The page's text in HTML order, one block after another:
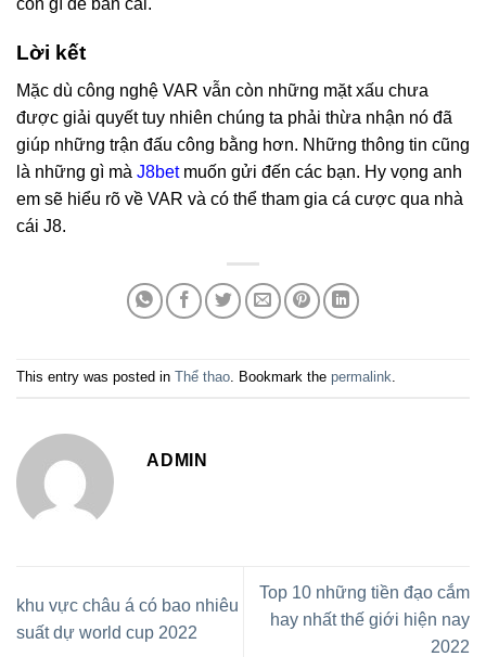
còn gì để bàn cãi.
Lời kết
Mặc dù công nghệ VAR vẫn còn những mặt xấu chưa
được giải quyết tuy nhiên chúng ta phải thừa nhận nó đã
giúp những trận đấu công bằng hơn. Những thông tin cũng
là những gì mà J8betmuốn gửi đến các bạn. Hy vọng anh
em sẽ hiểu rõ về VAR và có thể tham gia cá cược qua nhà
cái J8.
This entry was posted in Thể thao. Bookmark the permalink.
ADMIN
khu vực châu á có bao nhiêu
suất dự world cup 2022
Top 10 những tiền đạo cắm
hay nhất thế giới hiện nay
2022